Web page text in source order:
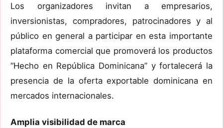
Los organizadores invitan a empresarios,
inversionistas, compradores, patrocinadores y al
público en general a participar en esta importante
plataforma comercial que promoverá los productos
“Hecho en República Dominicana” y fortalecerá la
presencia de la oferta exportable dominicana en
mercados internacionales.
Amplia visibilidad de marca